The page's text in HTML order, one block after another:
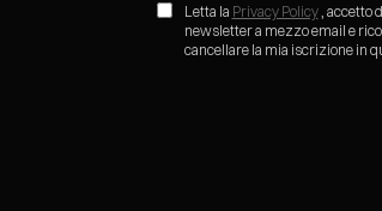
Letta la Privacy Policy, accetto
newsletter a mezzo email e
cancellare la mia iscrizione in